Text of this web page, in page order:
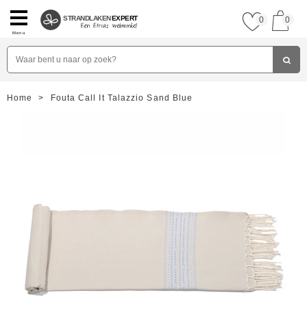
Menu
STRANDLAKENEXPERT 0 0
Home > Fouta Call It Talazzio Sand Blue